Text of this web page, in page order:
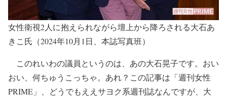
女性衛視2人に抱えられながら壇上から降ろされる大石あ
きこ氏（2024年10月1日、本誌写真班）
このれいわの議員というのは、あの大石晃子です。おい
おい、何ちゅうこっちゃ。あれ？この記事は「週刊女性
PRIME」、どうでもええサヨク系週刊誌なんですが、大